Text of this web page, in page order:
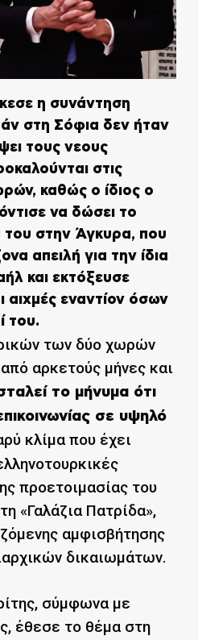
η συνάντηση
στη Σόφια δεν ήταν
τους νεους
στις
καθώς ο ίδιος ο
να δώσει το
του στην Άγκυρα, που
απειλή για την ίδια
και εκτόξευσε
αιχμές εναντίον όσων
του.
των δύο χωρών
αρκετούς μήνες και
το μήνυμα ότι
σε υψηλό
κλίμα που έχει
προετοιμασίας του
«Γαλάζια Πατρίδα»,
αμφισβήτησης
δικαιωμάτων.
σύμφωνα με
έθεσε το θέμα στη